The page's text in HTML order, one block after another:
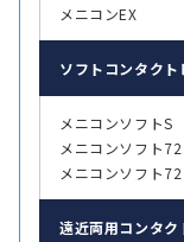
メニコンEX
ソフト コンタクト
メニコンソフトS
メニコンソフト72
メニコンソフト
遠近両用コンタ